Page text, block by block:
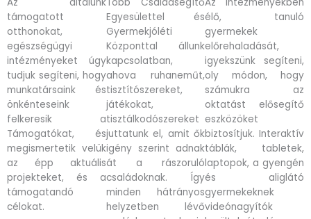
támogatott
otthonokat,
egészségügyi
intézményeket úgy
tudjuk segíteni, hogy
munkatársaink és
önkénteseink
felkeresik a
Támogatókat, és
megismertetik velük
az épp aktuális
projekteket, és a
támogatandó
célokat.
Egyesülettel és
Gyermekjóléti
Központtal állunk
kapcsolatban,
ahova ruhaneműt,
tisztítószereket,
játékokat,
tisztálkodószereket
juttatunk el, amit ők
igény szerint adnak
át a rászoruló
családoknak. Így
minden hátrányos
helyzetben lévő
élő, tanuló
gyermekek
előrehaladását,
igyekszünk segíteni,
oly módon, hogy
számukra az
oktatást elősegítő
eszközöket
biztosítjuk. Interaktív
táblák, tabletek,
laptopok, a gyengén
és aliglátó
gyermekeknek
videónagyítók